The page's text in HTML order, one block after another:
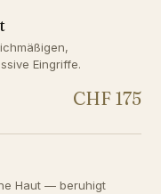
Eingriffe.
CHF 175
Haut — beruhigt